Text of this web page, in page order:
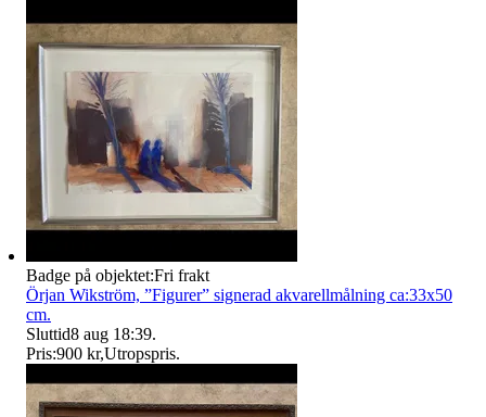
Badge på objektet:Fri frakt
Örjan Wikström, ”Figurer” signerad akvarellmålning ca:33x50
cm.
Sluttid8 aug 18:39.
Pris:900 kr,Utropspris.